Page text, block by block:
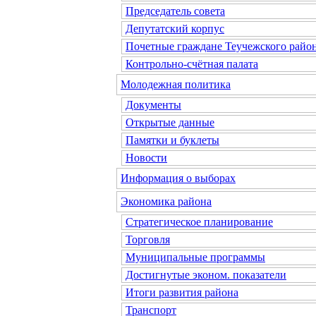
Председатель совета
Депутатский корпус
Почетные граждане Теучежского
Контрольно-счётная палата
Молодежная политика
Документы
Открытые данные
Памятки и буклеты
Новости
Информация о выборах
Экономика района
Стратегическое планирование
Торговля
Муниципальные программы
Достигнутые эконом. показатели
Итоги развития района
Транспорт